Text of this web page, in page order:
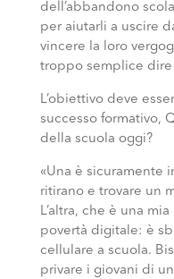
dell’abbandono
per aiutarli a uscire
vincere la loro
troppo semplice dire
L’obiettivo deve
successo formativo,
della scuola oggi?
«Una è sicuramente
ritirano e trovare un
L’altra, che è una
povertà digitale: è
cellulare a scuola.
privare i giovani di